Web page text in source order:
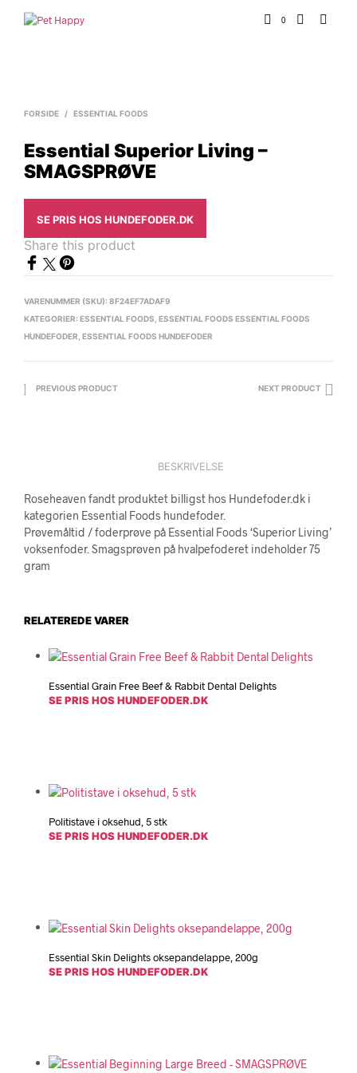
0
FORSIDE / ESSENTIAL FOODS
Essential Superior Living –
SMAGSPRØVE
SE PRIS HOS HUNDEFODER.DK
Share this product
VARENUMMER (SKU): 8F24EF7ADAF9
KATEGORIER: ESSENTIAL FOODS ESSENTIAL FOODS ESSENTIAL FOODS
HUNDEFODER ESSENTIAL FOODS HUNDEFODER
PREVIOUS PRODUCT NEXT PRODUCT
BESKRIVELSE
Roseheaven fandt produktet billigst hos Hundefoder.dk i
kategorien Essential Foods hundefoder.
Prøvemåltid / foderprøve på Essential Foods ‘Superior Living’
voksenfoder. Smagsprøven på hvalpefoderet indeholder 75
gram
RELATEREDE VARER
Essential Grain Free Beef & Rabbit Dental Delights
SE PRIS HOS HUNDEFODER.DK
Politistave i oksehud, 5 stk
SE PRIS HOS HUNDEFODER.DK
Essential Skin Delights oksepandelappe, 200g
SE PRIS HOS HUNDEFODER.DK